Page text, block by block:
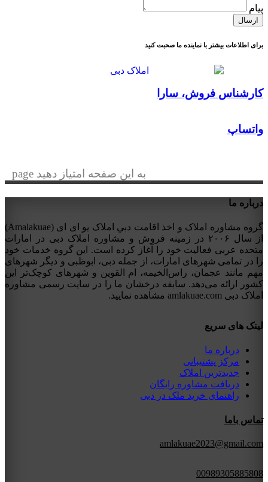
پیام
ارسال
برای اطلاعات بیشتر با نماینده ما صحبت کنید
کارشناس فروش، سارا
واتساپ
به این صفحه امتیاز دهید page
درباره ما
گروه مشاوره املاک و اخذ اقامت دبیِ املاک یو ای ای (Amalakuae)
از سال ۲۰۰۶ در زمینه فروش و مشاوره املاک دبی در امارات
متحده عربی فعالیت خود را آغاز کرده است. این گروه خدمات خود
را در تمامی شهرهای امارات، از جمله دبی، ابوظبی و دیگر شهرهای
مهم مانند عجمان، راس‌الخیمه، ام القوین و شهرهای کوچک‌تر این
کشور ارائه می‌دهد. سابقه درخشان ما را در سایت رسمی مشاوره
املاک دبی amlakuae.com مشاهده نمایید.
لینک های سریع
درباره ما
مرکز پشتیبانی
جدیدترین املاک
دریافت مشاوره رایگان
راهنمای خرید ملک در دبی
تماس باما
amlakuae2023@gmail.com
00989305885808